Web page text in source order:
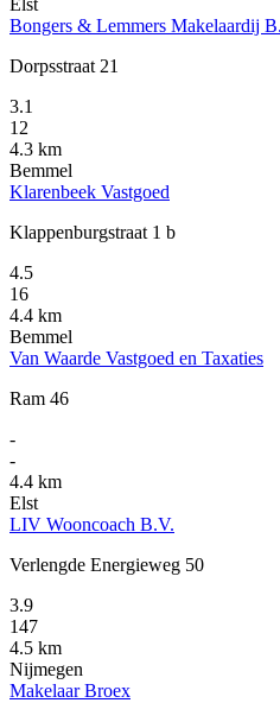
Elst
Bongers & Lemmers Makelaardij
Dorpsstraat 21
3.1
12
4.3 km
Bemmel
Klarenbeek Vastgoed
Klappenburgstraat 1 b
4.5
16
4.4 km
Bemmel
Van Waarde Vastgoed en Taxaties
Ram 46
-
-
4.4 km
Elst
LIV Wooncoach B.V.
Verlengde Energieweg 50
3.9
147
4.5 km
Nijmegen
Makelaar Broex